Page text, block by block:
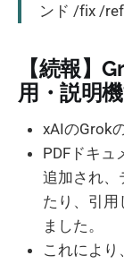
ンド /fix /
【続報】
用・説明
xAIのGrok
PDFドキュ
追加され、
たり、引用
ました。
これによ